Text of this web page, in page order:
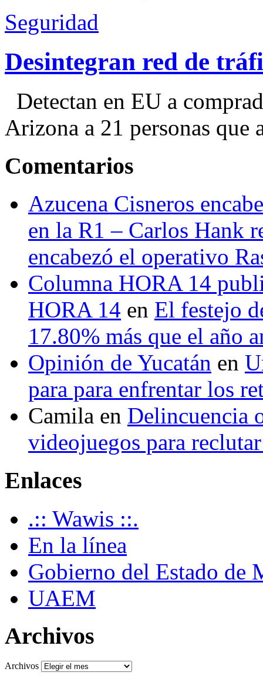
Seguridad
Desintegran red de
Detectan en EU a
Arizona a 21 personas que
Comentarios
Azucena Cisneros
en la R1 – Carlos Hank
encabezó el operativo
Columna HORA 14
HORA 14 en El festejo
17.80% más que el año
Opinión de Yucatán en
para para enfrentar los
Camila en Delincuencia
videojuegos para
Enlaces
.:: Wawis ::.
En la línea
Gobierno del Estado de
UAEM
Archivos
Archivos